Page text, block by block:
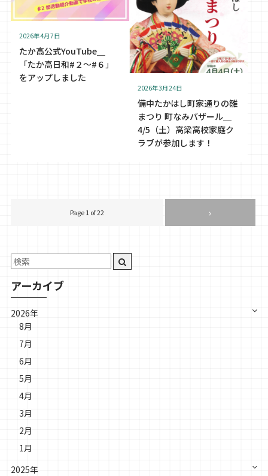
2026年4月7日
たか高公式YouTube＿
「たか高日和#２〜#６」
をアップしました
2026年3月24日
備中たかはし町家通りの雛
まつり 町なみバザール＿
4/5（土）高梁高校家庭ク
ラブが参加します！
Page 1 of 22
アーカイブ
2026年
8月
7月
6月
5月
4月
3月
2月
1月
2025年